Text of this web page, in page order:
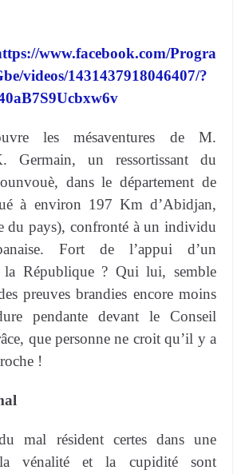
www.facebook.com/Progra
videos/1431437918046407/?
les mésaventures de M.
Germain, un ressortissant du
dans le département de
à environ 197 Km d’Abidjan,
du pays), confronté à un individu
Fort de l’appui d’un
la République ? Qui lui, semble
preuves brandies encore moins
pendante devant le Conseil
que personne ne croit qu’il y a
!
mal résident certes dans une
vénalité et la cupidité sont